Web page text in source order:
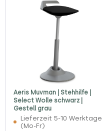
Aeris Muvman | Stehhilfe |
Select Wolle schwarz |
Gestell grau
Lieferzeit 5-10 Werktage
(Mo-Fr)